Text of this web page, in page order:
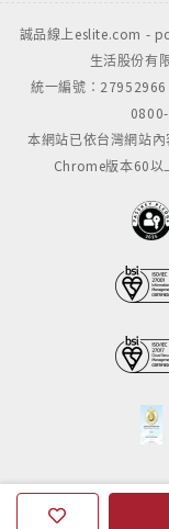
誠品線上eslite.com -
生活股份有
統一編號：27952966
本網站已依台灣網站
Chrome版本60